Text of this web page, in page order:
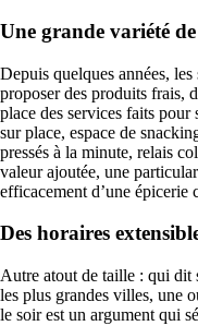
Une grande variété de
Depuis quelques années,
proposer des produits frais,
place des services faits
sur place, espace de
pressés à la minute, relais
valeur ajoutée, une
efficacement d’une épicerie
Des horaires
Autre atout de taille : qui dit
les plus grandes villes, une
le soir est un argument qui